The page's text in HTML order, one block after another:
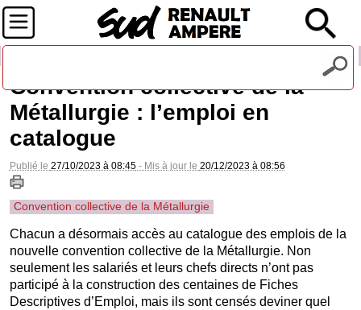
Convention collective de la
Métallurgie : l’emploi en
catalogue
Publié le 27/10/2023 à 08:45- Mis à jour le 20/12/2023 à 08:56
Convention collective de la Métallurgie
Chacun a désormais accès au catalogue des emplois de la
nouvelle convention collective de la Métallurgie. Non
seulement les salariés et leurs chefs directs n’ont pas
participé à la construction des centaines de Fiches
Descriptives d’Emploi, mais ils sont censés deviner quel